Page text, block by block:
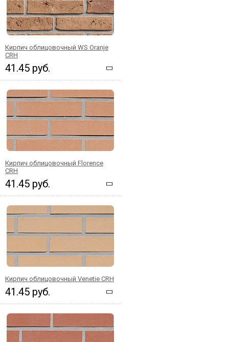
Кирпич облицовочный WS Oranje
CRH
41.45 руб.
Кирпич облицовочный Florence
CRH
41.45 руб.
Кирпич облицовочный Venetie CRH
41.45 руб.